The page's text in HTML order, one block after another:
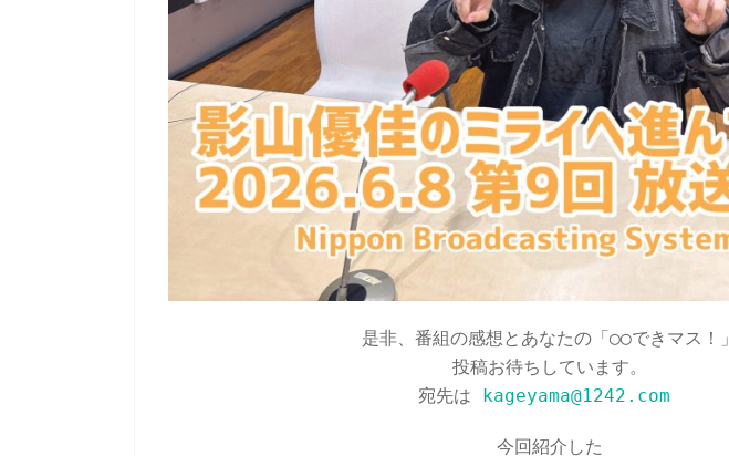
是非、番組の感想とあなたの「◯◯できマス！」
投稿お待ちしています。
宛先は
kageyama@1242.com
今回紹介した